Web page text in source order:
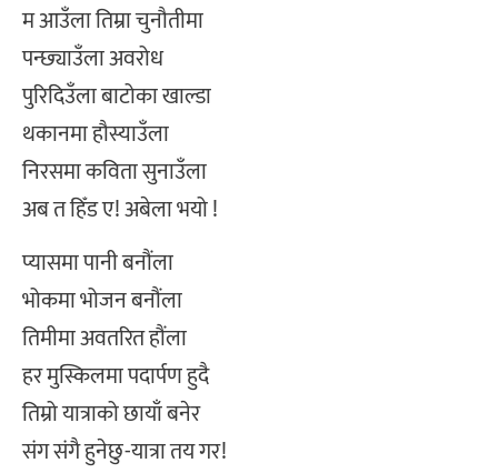
म आउँला तिम्रा चुनौतीमा
पन्छ्याउँला अवरोध
पुरिदिउँला बाटोका खाल्डा
थकानमा हौस्याउँला
निरसमा कविता सुनाउँला
अब त हिँड ए! अबेला भयो !
प्यासमा पानी बनौंला
भोकमा भोजन बनौंला
तिमीमा अवतरित हौंला
हर मुस्किलमा पदार्पण हुदै
तिम्रो यात्राको छायाँ बनेर
संग संगै हुनेछु-यात्रा तय गर!